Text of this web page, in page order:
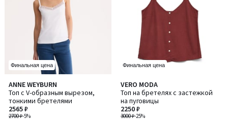
Финальная цена
ANNE WEYBURN
Топ с V-образным вырезом,
тонкими бретелями
2700 ₽-5%
2565 ₽
4,6
/ 5
Количество
цветов:
2
Финальная цена
VERO MODA
Топ на бретелях с застежкой
на пуговицы
3000 ₽-25%
2250 ₽